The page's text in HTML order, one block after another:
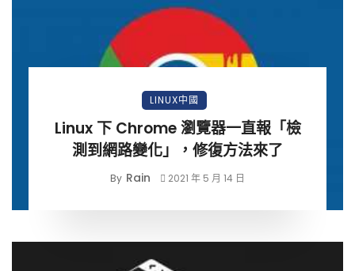
LINUX中國
Linux 下 Chrome 瀏覽器一直報「檢
測到網路變化」，修復方法來了
By Rain 2021 年 5 月 14 日